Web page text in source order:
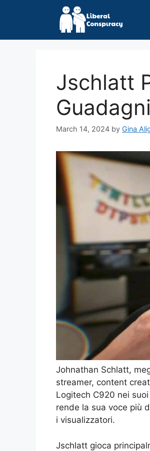
Jschlatt
March 14, 2024 by Gina
Johnathan Schlatt,
streamer, content
Logitech C920 nei
rende la sua voce più
i visualizzatori.
Jschlatt gioca